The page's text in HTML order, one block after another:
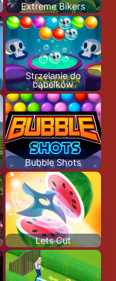
Extreme Bikers
Strzelanie do
bąbelków
Bubble Shots
Lets Cut